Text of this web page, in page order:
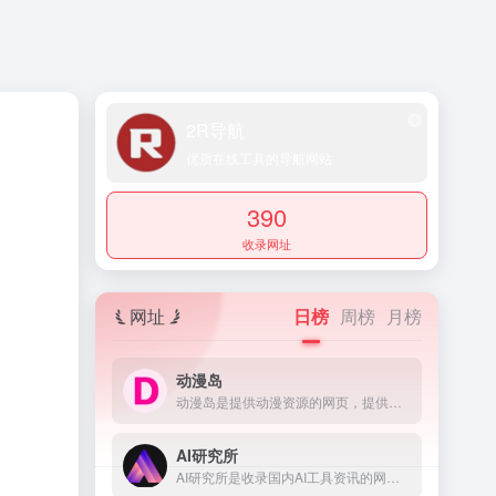
390
收录网址
网址 日榜 周榜 月榜
动漫岛
AI研究所